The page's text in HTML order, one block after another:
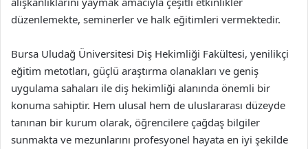
düzenlemekte, seminerler ve halk eğitimleri vermektedir.
Bursa Uludağ Üniversitesi Diş Hekimliği Fakültesi, yenilikçi
eğitim metotları, güçlü araştırma olanakları ve geniş
uygulama sahaları ile diş hekimliği alanında önemli bir
konuma sahiptir. Hem ulusal hem de uluslararası düzeyde
tanınan bir kurum olarak, öğrencilere çağdaş bilgiler
sunmakta ve mezunlarını profesyonel hayata en iyi şekilde